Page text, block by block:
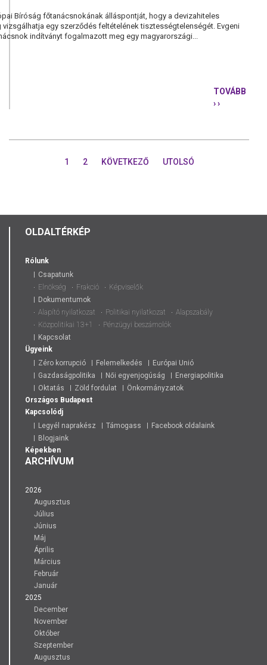
Bíróság főtanácsnokának álláspontját, hogy a devizahiteles
egy szerződés feltételének tisztességtelenségét. Evgeni
indítványt fogalmazott meg egy magyarországi...
TOVÁBB
› ›
AZ
1 2 KÖVETKEZŐ UTOLSÓ
OLDALTÉRKÉP
Rólunk
Csapatunk
Elnökség
Frakció
Képviselők
Dokumentumok
Alapító nyilatkozat
Politikai nyilatkozat
Alapszabály
Közpolitikai 13+1
Pénzügyi beszámolók
Kapcsolat
Ügyeink
Zéro korrupció
Felemelkedés
Európai Unió
Gazdaságpolitika
Női egyenjogúság
Energiapolitika
Oktatás
Zöld fordulat
Önkormányzatok
Országos Budapest
Kapcsolódj
Legyél naprakész
Támogass
Facebook oldalaink
Blogjaink
Képekben
ARCHÍVUM
2026
Augusztus
Július
Június
Máj
Április
Március
Február
Január
2025
December
November
Október
Szeptember
Augusztus